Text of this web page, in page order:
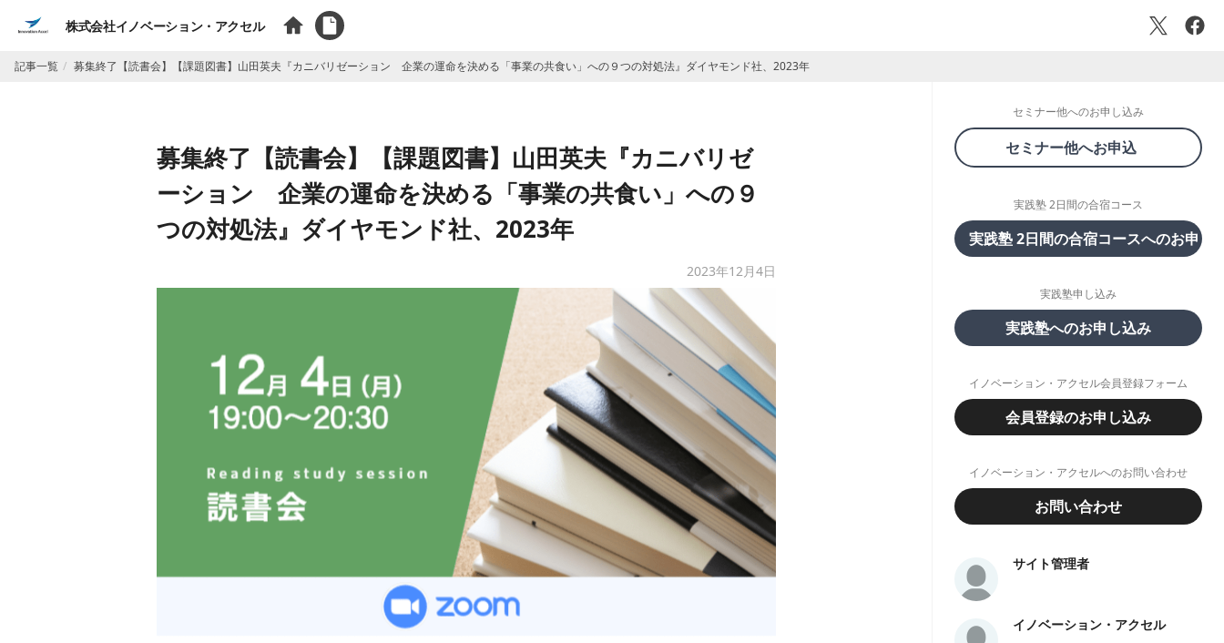
株式会社イノベーション・アクセル
記事一覧 募集終了【読書会】【課題図書】山田英夫『カニバリゼーション 企業の運命を決める「事業の共食い」への９つの対処法』ダイヤモンド社、2023年
募集終了【読書会】【課題図書】山田英夫『カニバリゼ
ーション 企業の運命を決める「事業の共食い」への９
つの対処法』ダイヤモンド社、2023年
2023年12月4日
セミナー他へのお申し込み
セミナー他へお申込
実践塾 2日間の合宿コース
実践塾 2日間の合宿コースへのお申し
実践塾申し込み
実践塾へのお申し込み
イノベーション・アクセル会員登録フォーム
会員登録のお申し込み
イノベーション・アクセルへのお問い合わせ
お問い合わせ
サイト管理者
イノベーション・アクセル